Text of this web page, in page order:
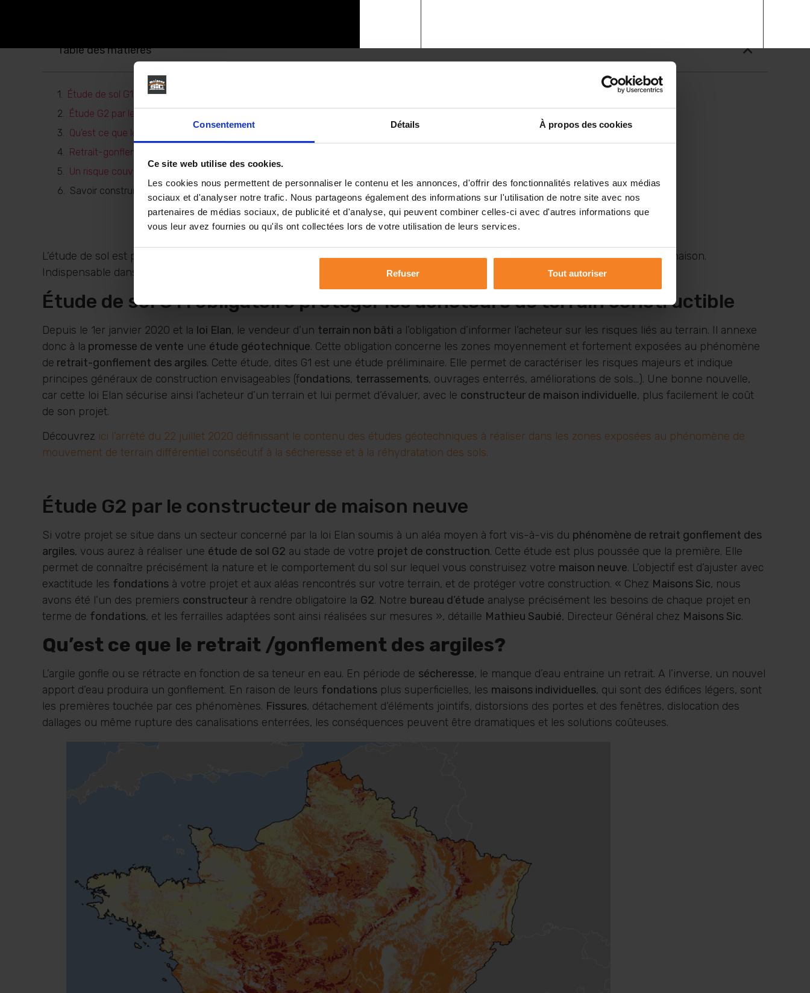
Consentement Détails À propos des cookies
Ce site web utilise des cookies.
Les cookies nous permettent de personnaliser le contenu et les annonces, d'offrir des fonctionnalités relatives aux médias
sociaux et d'analyser notre trafic. Nous partageons également des informations sur l'utilisation de notre site avec nos
partenaires de médias sociaux, de publicité et d'analyse, qui peuvent combiner celles-ci avec d'autres informations que
vous leur avez fournies ou qu'ils ont collectées lors de votre utilisation de leurs services.
Refuser Tout autoriser
Table des matières
Étude de sol G1 : obligatoire protéger les acheteurs de terrain constructible
Étude G2 par le constructeur de maison neuve
Qu’est ce que le retrait /gonflement des argiles?
Retrait-gonflement des argiles: le Sud/Ouest concerné
Un risque couvert par les assurances avec un bon constructeur
Savoir construire sur tous les terrains
L’étude de sol est primordiale lorsque l’on fait construire sa maison. Objectif : éviter les fissures, les tassements et pérenniser la maison.
Indispensable dans le Sud-ouest, elle vise à comprendre quelles fondations sont adaptées à votre terrain.
Étude de sol G1 : obligatoire protéger les acheteurs de terrain constructible
Depuis le 1er janvier 2020 et la loi Elan, le vendeur d’un terrain non bâti a l’obligation d’informer l’acheteur sur les risques liés au terrain. Il annexe
donc à la promesse de vente une étude géotechnique. Cette obligation concerne les zones moyennement et fortement exposées au phénomène
de retrait-gonflement des argiles. Cette étude, dites G1 est une étude préliminaire. Elle permet de caractériser les risques majeurs et indique
principes généraux de construction envisageables (fondations, terrassements, ouvrages enterrés, améliorations de sols…). Une bonne nouvelle,
car cette loi Elan sécurise ainsi l’acheteur d’un terrain et lui permet d’évaluer, avec le constructeur de maison individuelle, plus facilement le coût
de son projet.
Découvrez ici l’arrêté du 22 juillet 2020 définissant le contenu des études géotechniques à réaliser dans les zones exposées au phénomène de
mouvement de terrain différentiel consécutif à la sécheresse et à la réhydratation des sols.
Étude G2 par le constructeur de maison neuve
Si votre projet se situe dans un secteur concerné par la loi Elan soumis à un aléa moyen à fort vis-à-vis du phénomène de retrait gonflement des
argiles, vous aurez à réaliser une étude de sol G2 au stade de votre projet de construction. Cette étude est plus poussée que la première. Elle
permet de connaître précisément la nature et le comportement du sol sur lequel vous construisez votre maison neuve. L’objectif est d’ajuster avec
exactitude les fondations à votre projet et aux aléas rencontrés sur votre terrain, et de protéger votre construction. « Chez Maisons Sic, nous
avons été l’un des premiers constructeur à rendre obligatoire la G2. Notre bureau d’étude analyse précisément les besoins de chaque projet en
terme de fondations, et les ferrailles adaptées sont ainsi réalisées sur mesures », détaille Mathieu Saubié, Directeur Général chez Maisons Sic.
Qu’est ce que le retrait /gonflement des argiles?
L’argile gonfle ou se rétracte en fonction de sa teneur en eau. En période de sécheresse, le manque d’eau entraine un retrait. A l’inverse, un nouvel
apport d’eau produira un gonflement. En raison de leurs fondations plus superficielles, les maisons individuelles, qui sont des édifices légers, sont
les premières touchée par ces phénomènes. Fissures, détachement d’éléments jointifs, distorsions des portes et des fenêtres, dislocation des
dallages ou même rupture des canalisations enterrées, les conséquences peuvent être dramatiques et les solutions coûteuses.